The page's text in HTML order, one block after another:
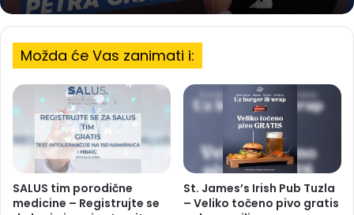
Možda će Vas zanimati i:
SALUS tim porodične
medicine – Registrujte se
St. James’s Irish Pub Tuzla
– Veliko točeno pivo gratis